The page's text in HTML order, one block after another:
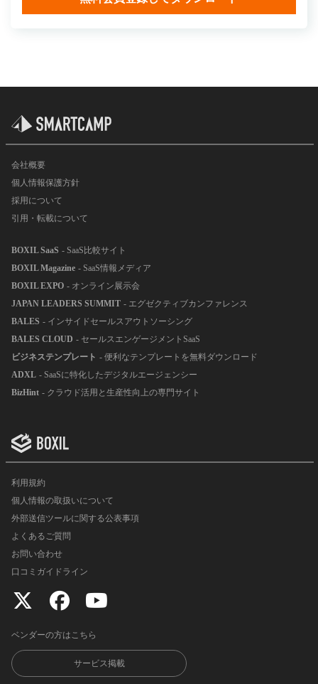
会社概要
個人情報保護方針
採用について
引用・転載について
BOXIL SaaS - SaaS比較サイト
BOXIL Magazine - SaaS情報メディア
BOXIL EXPO - オンライン展示会
JAPAN LEADERS SUMMIT - エグゼクティブカンファレンス
BALES - インサイドセールスアウトソーシング
BALES CLOUD - セールスエンゲージメントSaaS
ビジネステンプレート - 便利なテンプレートを無料ダウンロード
ADXL - SaaSに特化したデジタルエージェンシー
BizHint - クラウド活用と生産性向上の専門サイト
利用規約
個人情報の取扱いについて
外部送信ツールに関する公表事項
よくあるご質問
お問い合わせ
口コミガイドライン
ベンダーの方はこちら
サービス掲載